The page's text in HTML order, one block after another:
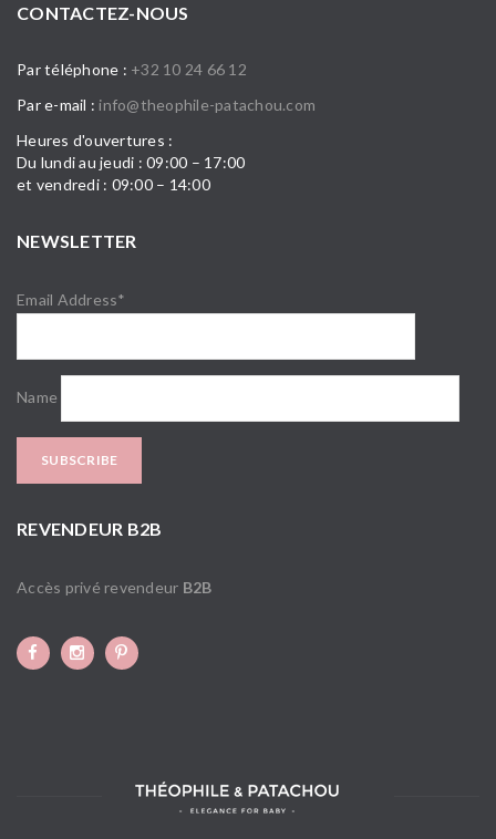
CONTACTEZ-NOUS
Par téléphone : +32 10 24 66 12
Par e-mail : info@theophile-patachou.com
Heures d'ouvertures :
Du lundi au jeudi : 09:00 – 17:00
et vendredi : 09:00 – 14:00
NEWSLETTER
Email Address*
Name
REVENDEUR B2B
Accès privé revendeur B2B